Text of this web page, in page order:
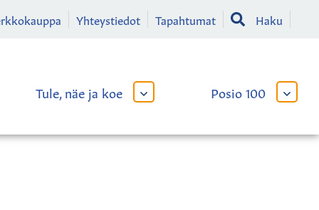
Yhteystiedot Tapahtumat Haku
Tule, näe ja koe
AVAA
ALAVALIKKO
Posio 100
AVAA